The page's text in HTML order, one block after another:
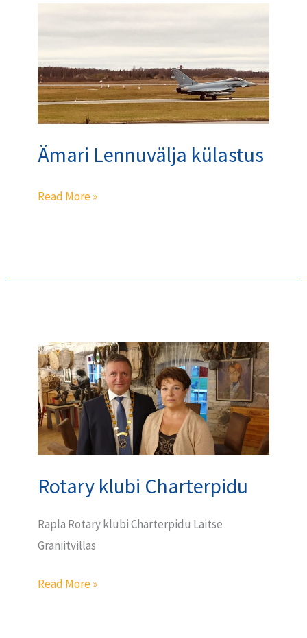
Ämari Lennuvälja külastus
Read More »
Rotary klubi Charterpidu
Rapla Rotary klubi Charterpidu Laitse
Graniitvillas
Rotary
klubi
Charterpidu
Read More »